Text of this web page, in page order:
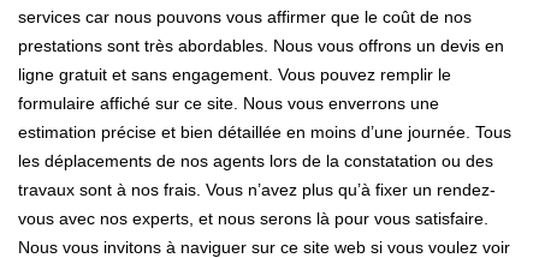
services car nous pouvons vous affirmer que le coût de nos
prestations sont très abordables. Nous vous offrons un devis en
ligne gratuit et sans engagement. Vous pouvez remplir le
formulaire affiché sur ce site. Nous vous enverrons une
estimation précise et bien détaillée en moins d’une journée. Tous
les déplacements de nos agents lors de la constatation ou des
travaux sont à nos frais. Vous n’avez plus qu’à fixer un rendez-
vous avec nos experts, et nous serons là pour vous satisfaire.
Nous vous invitons à naviguer sur ce site web si vous voulez voir